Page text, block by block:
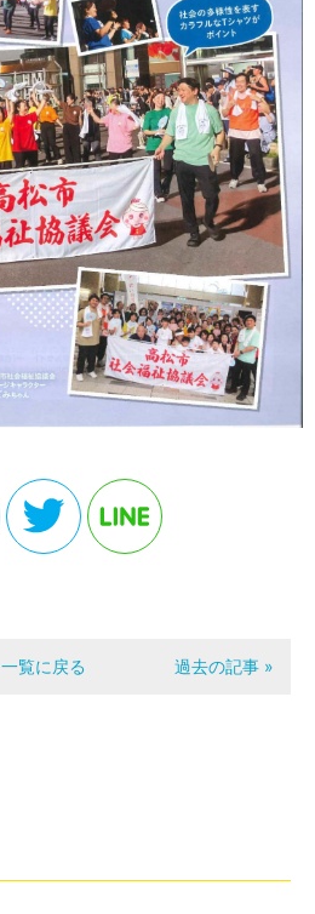
一覧に戻る 過去の記事 »